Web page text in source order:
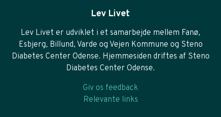
Lev Livet
Lev Livet er udviklet i et samarbejde mellem Fanø,
Esbjerg, Billund, Varde og Vejen Kommune og Steno
Diabetes Center Odense. Hjemmesiden driftes af Steno
Diabetes Center Odense.
Giv os feedback
Relevante links